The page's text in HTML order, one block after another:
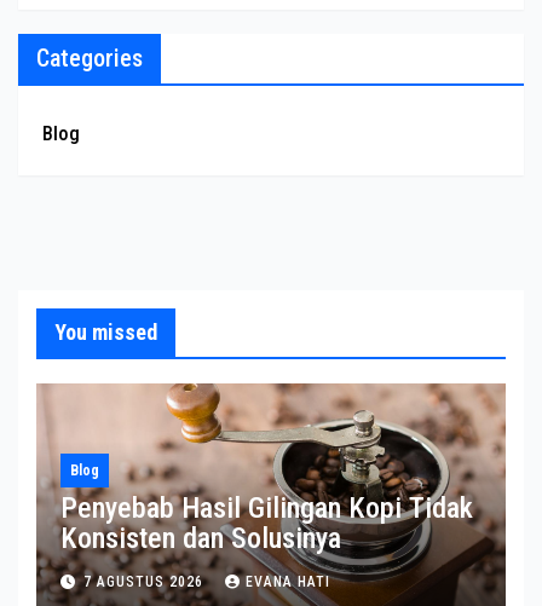
Categories
Blog
You missed
Blog
Penyebab Hasil Gilingan Kopi Tidak
Konsisten dan Solusinya
7 AGUSTUS 2026 EVANA HATI